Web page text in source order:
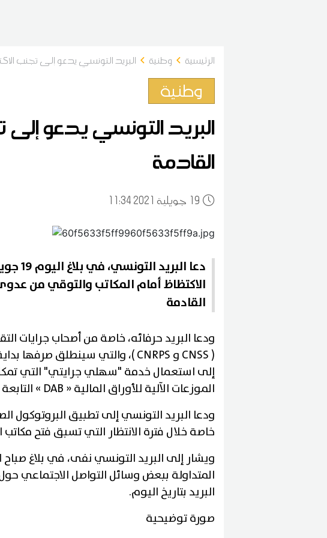
الرئيسية وطنية البريد التونسي يدعو إلى تجنب
وطنية
البريد التونسي يدعو إلى
القادمة
19 11:34 2021 جويلية
الاكتظاظ أمام المكاتب والتوقي من
القادمة
ودعا البريد حرفائه، خاصة من أصحاب جرايات
إلى استعمال خدمة "سهلي جرايتي" التي
الموزعات الآلية للأوراق المالية « DAB » التابعة للبريد التونسي.
ودعا البريد التونسي إلى تطبيق البروتوكول
خاصة خلال فترة الانتظار التي تسبق فتح مكاتب
المتداولة ببعض وسائل التواصل الاجتماعي
البريد بتاريخ اليوم.
صورة توضيحية